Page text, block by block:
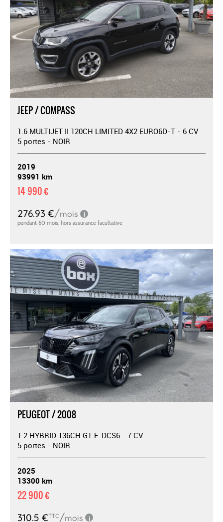
JEEP / COMPASS
1.6 MULTIJET II 120CH LIMITED 4X2 EURO6D-T - 6 CV
5 portes - NOIR
2019
93991 km
14 990 €
PEUGEOT / 2008
1.2 HYBRID 136CH GT E-DCS6 - 7 CV
5 portes - NOIR
2025
13300 km
22 900 €